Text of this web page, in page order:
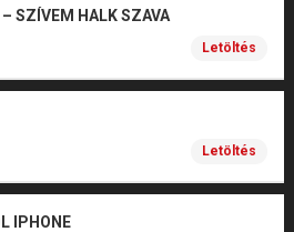
SZÍVEM HALK SZAVA
Letöltés
Letöltés
IPHONE